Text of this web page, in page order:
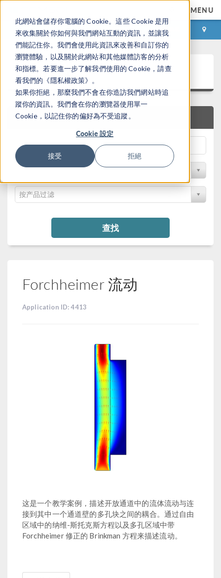
此網站會儲存你電腦的 Cookie。這些 Cookie 是用
來收集關於你如何與我們網站互動的資訊，並讓我
們能記住你。我們會使用此資訊來改善和自訂你的
瀏覽體驗，以及關於此網站和其他媒體訪客的分析
和指標。若要進一步了解我們使用的 Cookie，請查
看我們的《隱私權政策》。
如果你拒絕，那麼我們不會在你造訪我們網站時追
蹤你的資訊。我們會在你的瀏覽器使用單一
Cookie，以記住你的偏好為不受追蹤。
Cookie 設定
接受 拒絕
MENU
登录 咨询与购买
案例下载
快速搜索
按学科过滤
按产品过滤
查找
Forchheimer 流动
Application ID: 4413
这是一个教学案例，描述开放通道中的流体流动与连
接到其中一个通道壁的多孔块之间的耦合。通过自由
区域中的纳维-斯托克斯方程以及多孔区域中带
Forchheimer 修正的 Brinkman 方程来描述流动。